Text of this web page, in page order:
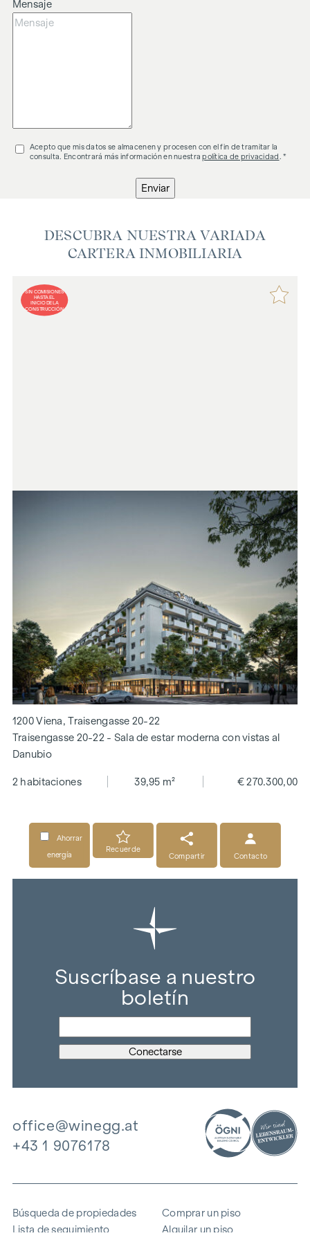
Mensaje
Acepto que mis datos se almacenen y procesen con el fin de tramitar la
consulta. Encontrará más información en nuestrapolítica de privacidad . *
Enviar
DESCUBRA NUESTRA VARIADA
CARTERA INMOBILIARIA
SIN COMISIONES
HASTA EL
INICIO DE LA
CONSTRUCCIÓN
1200 Viena, Traisengasse 20-22
Traisengasse 20-22 - Sala de estar moderna con vistas al
Danubio
2 habitaciones 39,95 m² € 270.300,00
Ahorrar
energía
Recuerde
Compartir
Contacto
Suscríbase a nuestro
boletín
office@winegg.at
+43 1 9076178
Búsqueda de propiedades
Lista de seguimiento
Comprar un piso
Alquilar un piso